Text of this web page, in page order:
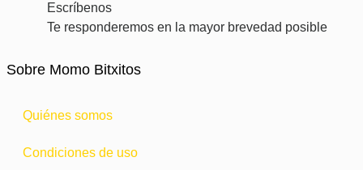
Escríbenos
Te responderemos en la mayor brevedad posible
Sobre Momo Bitxitos
Quiénes somos
Condiciones de uso